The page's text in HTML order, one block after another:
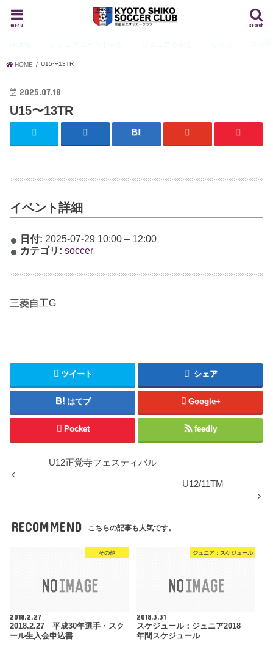
search
menu
HOME U15〜13TR
2025.07.18
U15〜13TR
イベント詳細
日付: 2025-07-29 10:00– 12:00
カテゴリ: soccer
三菱自工G
ツイート シェア
はてブ Google+
Pocket feedly
U12正覚寺フェスティバル
U12/11TM
RECOMMEND こちらの記事も人気です。
その他
2018.2.27
2018.2.27 平成30年選手・スク
ール生入会申込書
ジュニア：スケジュール
2018.3.31
スケジュール：ジュニア2018
年間スケジュール